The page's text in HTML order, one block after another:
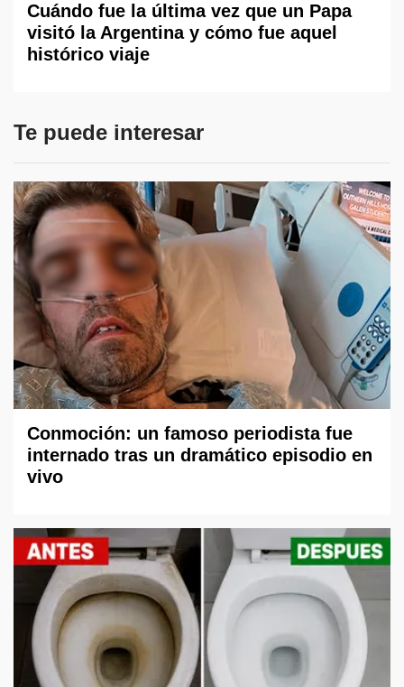
Cuándo fue la última vez que un Papa
visitó la Argentina y cómo fue aquel
histórico viaje
Te puede interesar
Conmoción: un famoso periodista fue
internado tras un dramático episodio en
vivo